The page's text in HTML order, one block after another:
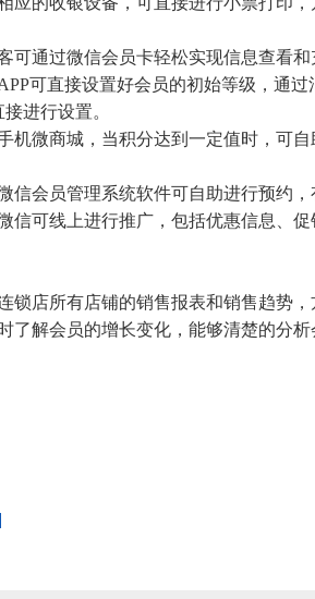
可通过微信会员卡轻松实现信息查看
可直接设置好会员的初始等级，通
进行设置。
机微商城，当积分达到一定值时，可自
信会员管理系统软件可自助进行预约
信可线上进行推广，包括优惠信息、
锁店所有店铺的销售报表和销售趋势
了解会员的增长变化，能够清楚的分